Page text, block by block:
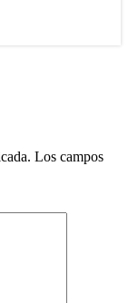
Los campos